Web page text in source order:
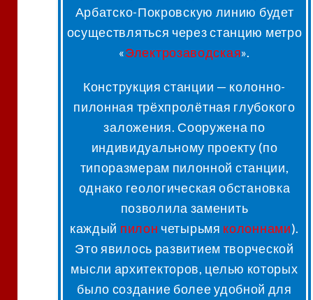
Арбатско-Покровскую линию будет
осуществляться через станцию метро
«Электрозаводская».
Конструкция станции — колонно-
пилонная трёхпролётная глубокого
заложения. Сооружена по
индивидуальному проекту (по
типоразмерам пилонной станции,
однако геологическая обстановка
позволила заменить
каждый пилон четырьмя колоннами).
Это явилось развитием творческой
мысли архитекторов, целью которых
было создание более удобной для